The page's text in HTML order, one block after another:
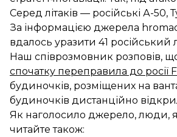
Серед літаків — російські А-50,
За інформацією джерела
вдалось уразити 41 російський
Наш співрозмовник розповів,
спочатку переправила до росії
будиночків, розміщених на
будиночків дистанційно
Як наголосило джерело, люди,
читайте також: